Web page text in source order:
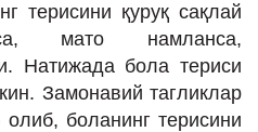
терисини қуруқ сақлай
мато намланса,
Натижада бола териси
Замонавий тагликлар
олиб, боланинг терисини